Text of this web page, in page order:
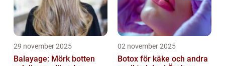
29 november 2025
Balayage: Mörk botten
02 november 2025
Botox för käke och andra